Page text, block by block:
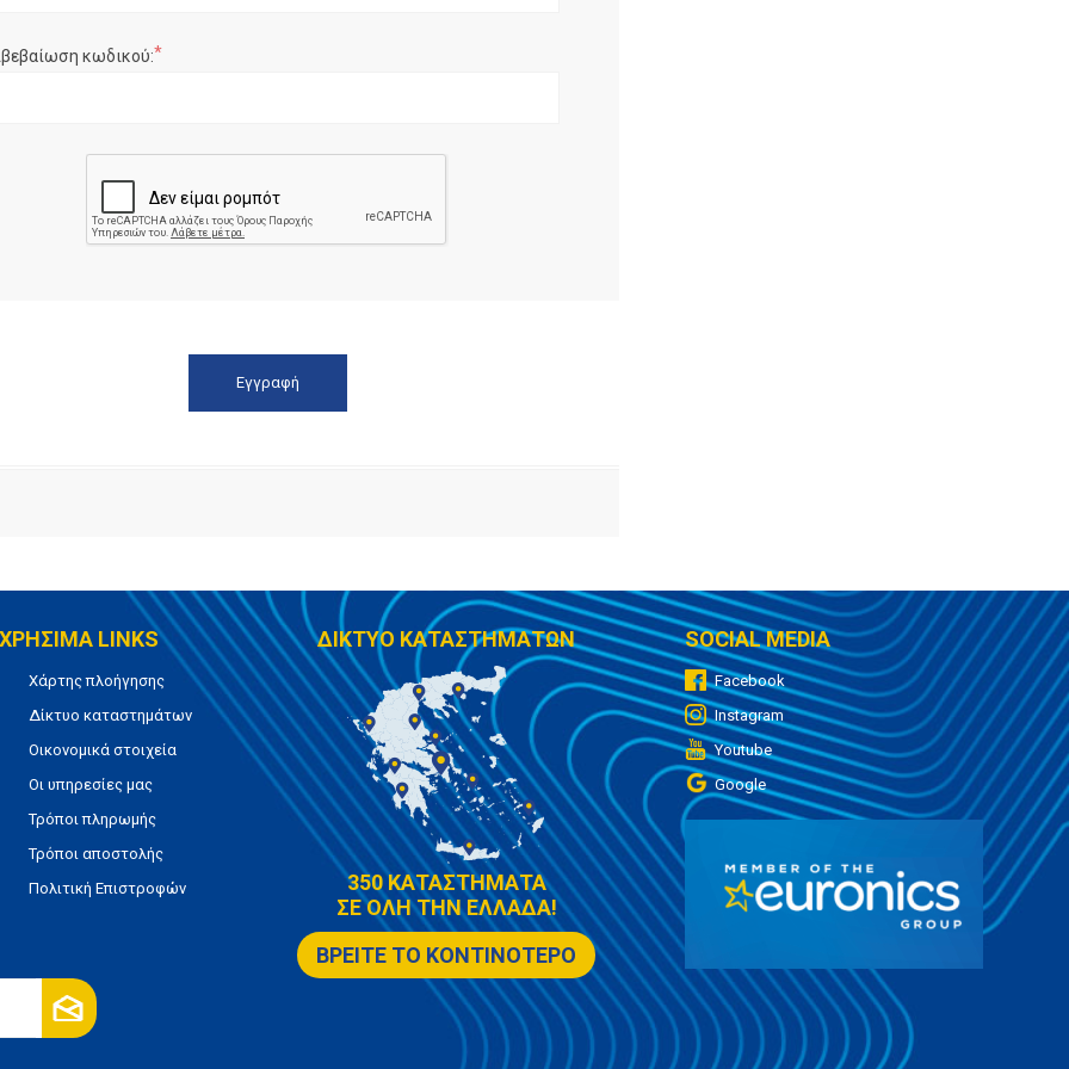
κωδικού:*
ΧΡΗΣΙΜΑ LINKS
Χάρτης πλοήγησης
Δίκτυο καταστημάτων
Οικονομικά στοιχεία
Οι υπηρεσίες μας
Τρόποι πληρωμής
Τρόποι αποστολής
Πολιτική Επιστροφών
ΔΙΚΤΥΟ ΚΑΤΑΣΤΗΜΑΤΩΝ
350 ΚΑΤΑΣΤΗΜΑΤΑ
ΣΕ ΟΛΗ ΤΗΝ ΕΛΛΑΔΑ!
ΒΡΕΙΤΕ ΤΟ ΚΟΝΤΙΝΟΤΕΡΟ
SOCIAL MEDIA
Facebook
Instagram
Youtube
Google